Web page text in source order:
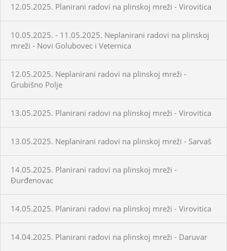
12.05.2025. Planirani radovi na plinskoj mreži - Virovitica
10.05.2025. - 11.05.2025. Neplanirani radovi na plinskoj
mreži - Novi Golubovec i Veternica
12.05.2025. Neplanirani radovi na plinskoj mreži -
Grubišno Polje
13.05.2025. Planirani radovi na plinskoj mreži - Virovitica
13.05.2025. Neplanirani radovi na plinskoj mreži - Sarvaš
14.05.2025. Planirani radovi na plinskoj mreži -
Đurđenovac
14.05.2025. Planirani radovi na plinskoj mreži - Virovitica
14.04.2025. Planirani radovi na plinskoj mreži - Daruvar